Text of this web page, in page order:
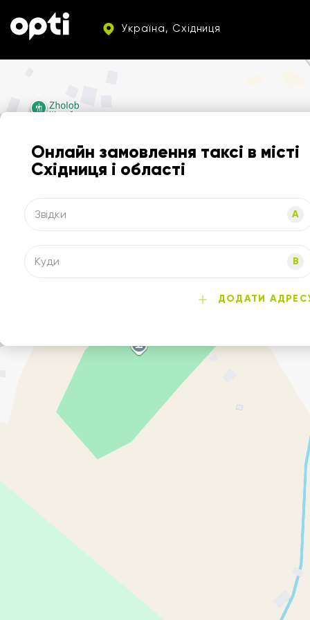
Україна, Східниця
Онлайн замовлення таксі в місті
Східниця і області
Звідки A
Куди B
ДОДАТИ